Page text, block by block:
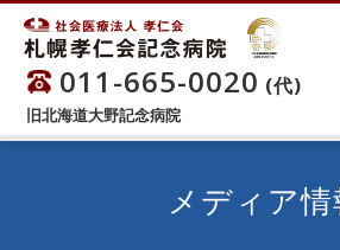
011-665-0020 (代)
旧北海道大野記念病院
メディア情